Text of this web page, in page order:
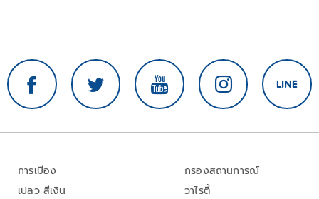
การเมือง
เปลว สีเงิน
กรองสถานการณ์
วาไรตี้